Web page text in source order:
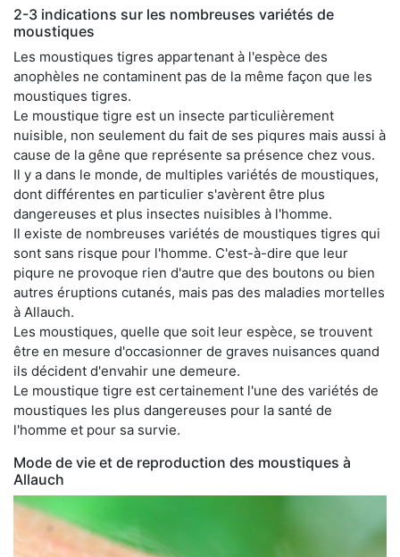
2-3 indications sur les nombreuses variétés de
moustiques
Les moustiques tigres appartenant à l'espèce des
anophèles ne contaminent pas de la même façon que les
moustiques tigres.
Le moustique tigre est un insecte particulièrement
nuisible, non seulement du fait de ses piqures mais aussi à
cause de la gêne que représente sa présence chez vous.
Il y a dans le monde, de multiples variétés de moustiques,
dont différentes en particulier s'avèrent être plus
dangereuses et plus insectes nuisibles à l'homme.
Il existe de nombreuses variétés de moustiques tigres qui
sont sans risque pour l'homme. C'est-à-dire que leur
piqure ne provoque rien d'autre que des boutons ou bien
autres éruptions cutanés, mais pas des maladies mortelles
à Allauch.
Les moustiques, quelle que soit leur espèce, se trouvent
être en mesure d'occasionner de graves nuisances quand
ils décident d'envahir une demeure.
Le moustique tigre est certainement l'une des variétés de
moustiques les plus dangereuses pour la santé de
l'homme et pour sa survie.
Mode de vie et de reproduction des moustiques à
Allauch